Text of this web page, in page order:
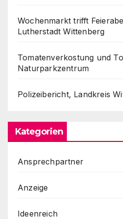
Wochenmarkt trifft
Lutherstadt Wittenberg
Tomatenverkostung und
Naturparkzentrum
Polizeibericht, Landkreis
Kategorien
Ansprechpartner
Anzeige
Ideenreich